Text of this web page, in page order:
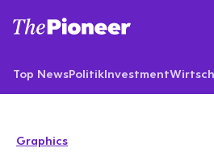
Top NewsPolitikInvestment
Graphics